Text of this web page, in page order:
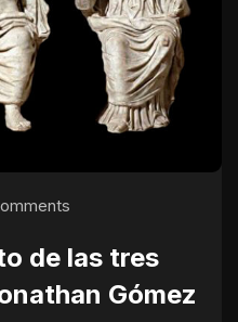
de las tres
Gómez